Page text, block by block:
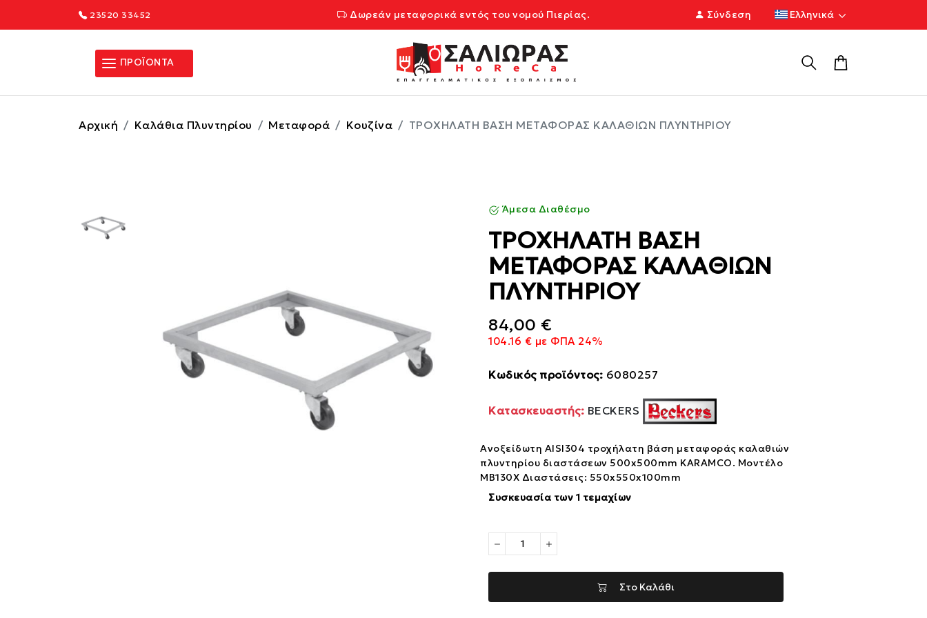
23520 33452 Δωρεάν μεταφορικά εντός του νομού Πιερίας. Σύνδεση Ελληνικά
ΠΡΟΪΟΝΤΑ
Αρχική Καλάθια Πλυντηρίου Μεταφορά Κουζίνα ΤΡΟΧΗΛΑΤΗ ΒΑΣΗ ΜΕΤΑΦΟΡΑΣ ΚΑΛΑΘΙΩΝ ΠΛΥΝΤΗΡΙΟΥ
Άμεσα Διαθέσμο
ΤΡΟΧΗΛΑΤΗ ΒΑΣΗ
ΜΕΤΑΦΟΡΑΣ ΚΑΛΑΘΙΩΝ
ΠΛΥΝΤΗΡΙΟΥ
84,00 €
104.16 € με ΦΠΑ 24%
Κωδικός προϊόντος: 6080257
Κατασκευαστής: BECKERS
Ανοξείδωτη AISI304 τροχήλατη βάση μεταφοράς καλαθιών
πλυντηρίου διαστάσεων 500x500mm KARAMCO. Μοντέλο
MB130X Διαστάσεις: 550x550x100mm
Συσκευασία των 1 τεμαχίων
Στο Καλάθι